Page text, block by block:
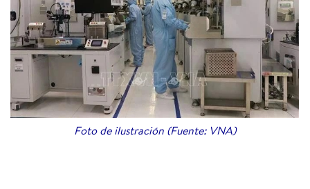
Foto de ilustración (Fuente: VNA)